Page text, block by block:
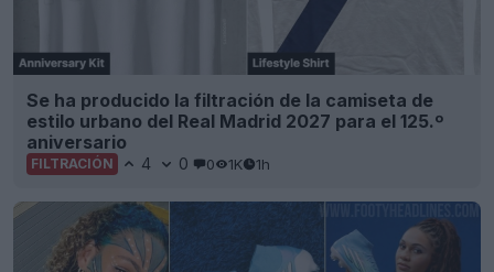
Se ha producido la filtración de la camiseta de
estilo urbano del Real Madrid 2027 para el 125.º
aniversario
FILTRACIÓN 4 0 0 1K 1h